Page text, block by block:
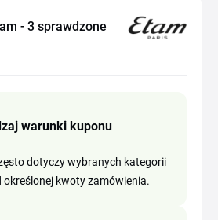
- 3 sprawdzone
warunki kuponu
dotyczy wybranych kategorii
określonej kwoty zamówienia.